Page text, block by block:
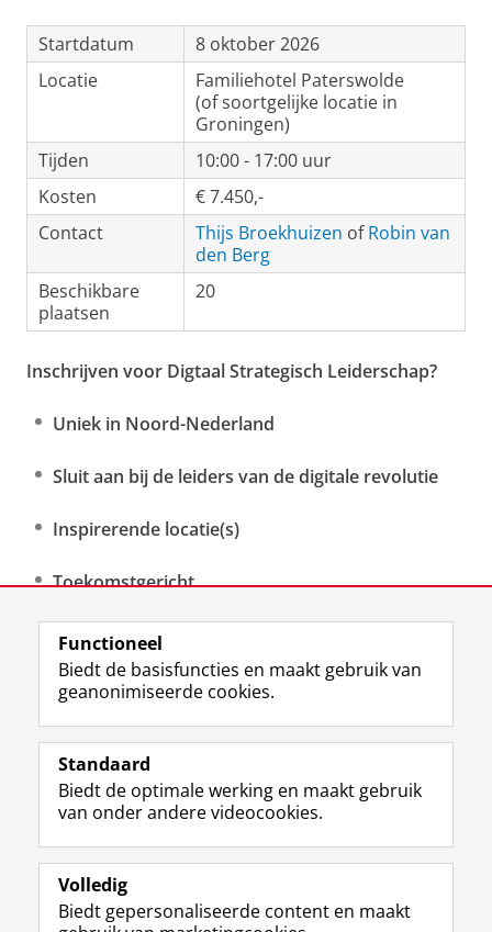
Startdatum
8 oktober 2026
Locatie
Familiehotel Paterswolde
(of soortgelijke locatie in
Groningen)
Tijden
10:00 - 17:00 uur
Kosten
€ 7.450,-
Contact
Thijs Broekhuizen ofRobin van
den Berg
Beschikbare
plaatsen
20
Inschrijven voor Digtaal Strategisch Leiderschap?
Uniek in Noord-Nederland
Sluit aan bij de leiders van de digitale revolutie
Inspirerende locatie(s)
Toekomstgericht
Inschrijven via IT Academy
Uw Business Partner: Executive onderwijs (UBGS)
Uw Business Partner: Werken met studenten
Faculteit Economie en Bedrijfskunde
Functioneel
Biedt de basisfuncties en maakt gebruik van
geanonimiseerde cookies.
Standaard
Biedt de optimale werking en maakt gebruik
van onder andere videocookies.
Volledig
Biedt gepersonaliseerde content en maakt